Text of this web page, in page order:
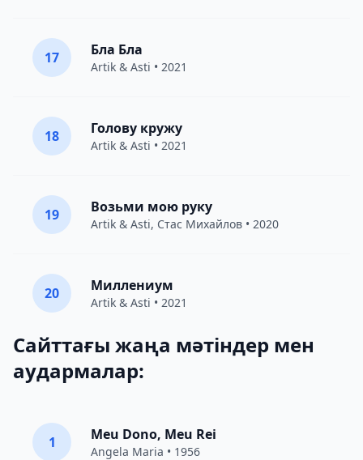
17 Бла Бла
Artik & Asti • 2021
18 Голову кружу
Artik & Asti • 2021
19 Возьми мою руку
Artik & Asti, Стас Михайлов • 2020
20 Миллениум
Artik & Asti • 2021
Сайттағы жаңа мәтіндер мен
аудармалар:
1 Meu Dono, Meu Rei
Angela Maria • 1956